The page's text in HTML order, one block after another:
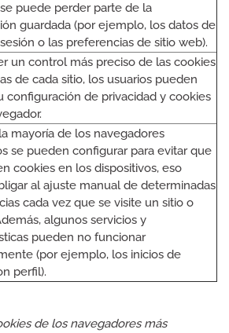
puede perder parte de la
guardada (por ejemplo, los datos de
o las preferencias de sitio web).
un control más preciso de las cookies
de cada sitio, los usuarios pueden
configuración de privacidad y cookies
mayoría de los navegadores
se pueden configurar para evitar que
cookies en los dispositivos, eso
al ajuste manual de determinadas
cada vez que se visite un sitio o
algunos servicios y
pueden no funcionar
(por ejemplo, los inicios de
perfil).
de los navegadores más